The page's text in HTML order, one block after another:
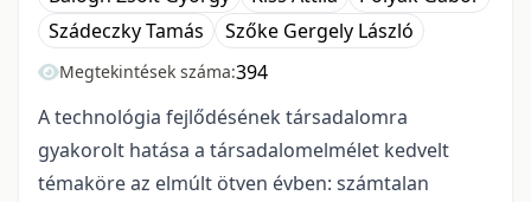
Szádeczky Tamás
Szőke Gergely László
Megtekintések száma:394
A technológia fejlődésének társadalomra
gyakorolt hatása a társadalomelmélet kedvelt
témaköre az elmúlt ötven évben: számtalan